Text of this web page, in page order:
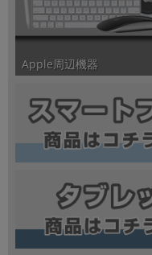
Apple周辺機器